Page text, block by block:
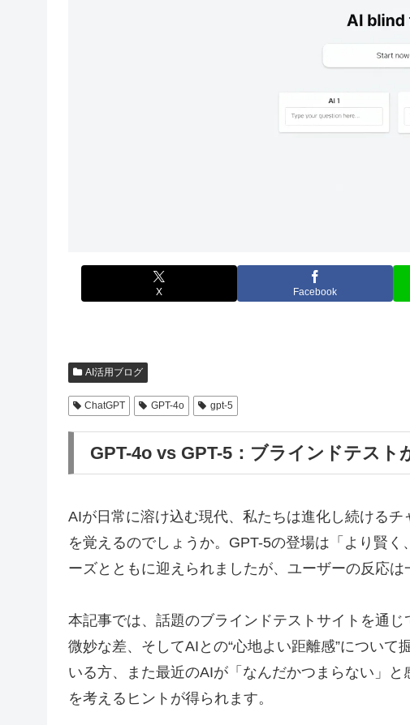
X Facebook
AI活用ブログ
ChatGPT GPT-4o gpt-5
GPT-4o vs GPT-5：ブラインドテスト
AIが日常に溶け込む現代、私たちは進化し続ける
を覚えるのでしょうか。GPT-5の登場は「より賢
ーズとともに迎えられましたが、ユーザーの反応は
本記事では、話題のブラインドテストサイトを通
微妙な差、そしてAIとの“心地よい距離感”につい
いる方、また最近のAIが「なんだかつまらない」
を考えるヒントが得られます。